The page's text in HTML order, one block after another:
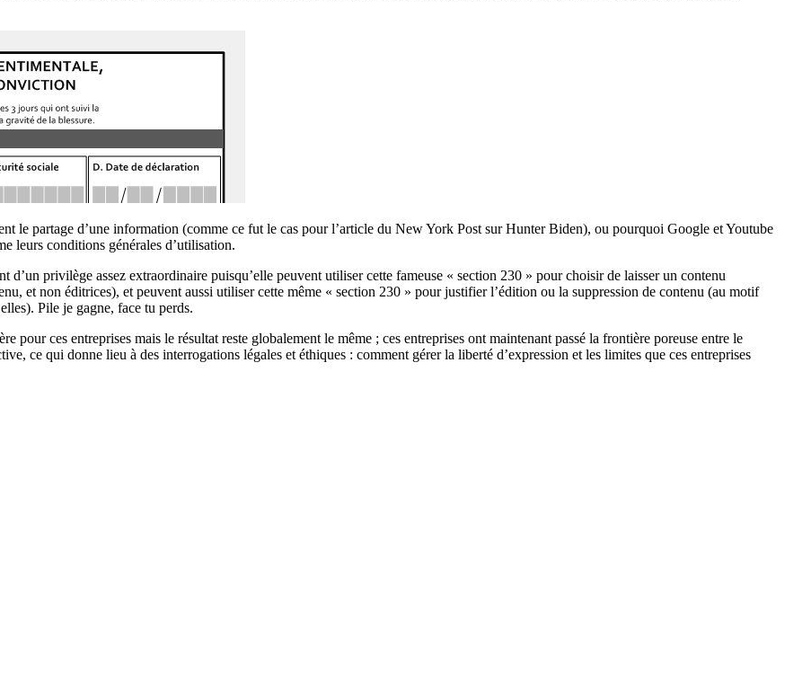
le partage d’une information (comme ce fut le cas pour l’article du New York Post sur Hunter Biden), ou pourquoi Google et Youtube
leurs conditions générales d’utilisation.
d’un privilège assez extraordinaire puisqu’elle peuvent utiliser cette fameuse « section 230 » pour choisir de laisser un contenu
et non éditrices), et peuvent aussi utiliser cette même « section 230 » pour justifier l’édition ou la suppression de contenu (au motif
Pile je gagne, face tu perds.
ces entreprises mais le résultat reste globalement le même ; ces entreprises ont maintenant passé la frontière poreuse entre le
ce qui donne lieu à des interrogations légales et éthiques : comment gérer la liberté d’expression et les limites que ces entreprises